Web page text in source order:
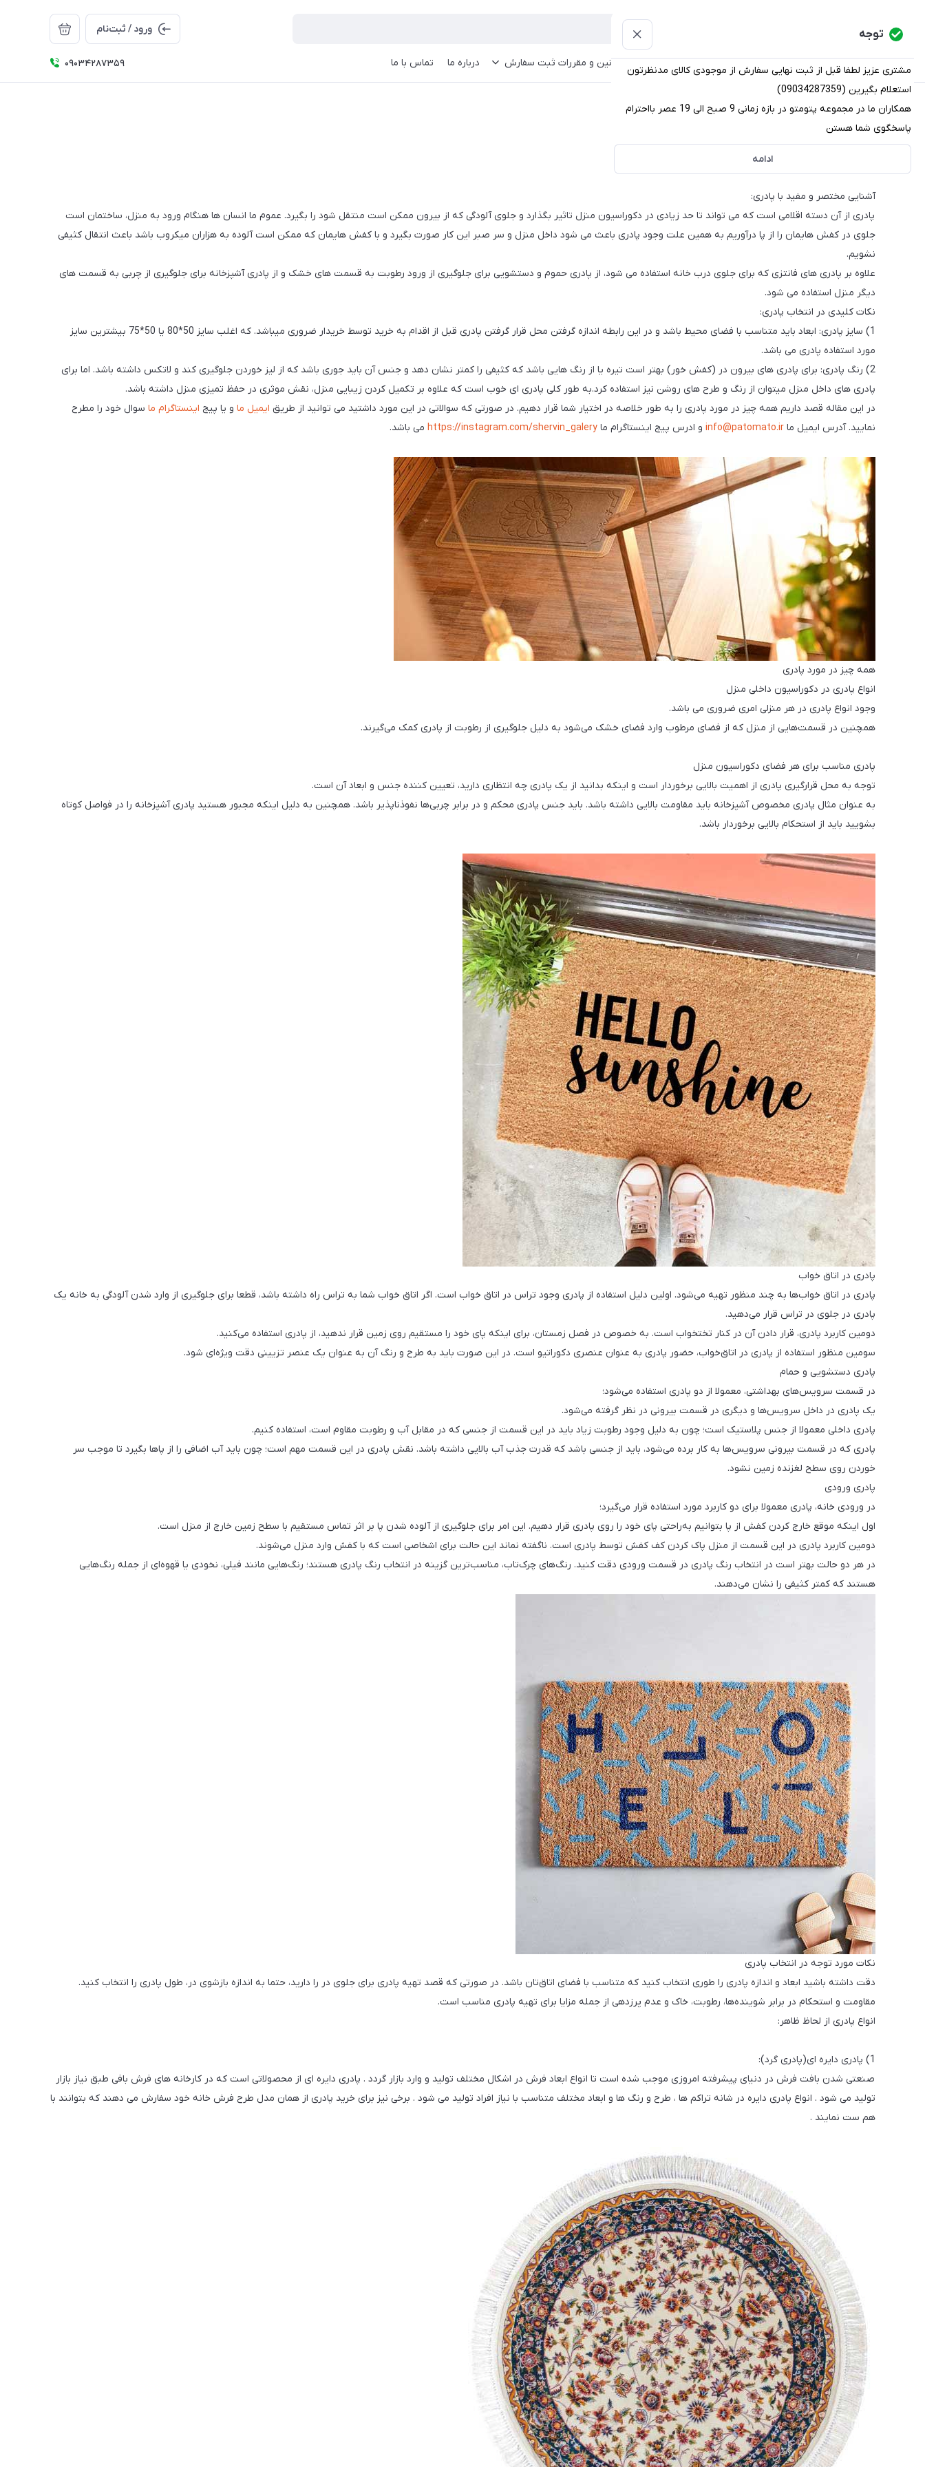
توجه
مشتری عزیز لطفا قبل از ثبت نهایی سفارش از موجودی کالای مدنظرتون
استعلام بگیرین (09034287359)
همکاران ما در مجموعه پتومتو در بازه زمانی 9 صبح الی 19 عصر بااحترام
پاسخگوی شما هستن
ادامه
ورود / ثبت‌نام
دسته‌بندی کالاها خانه دسته بندی محصولات قوانین و مقررات ثبت سفارش درباره ما تماس با ما 09034287359
پادری
برای دیدن تنوع پادری ها به پایین همین صفحه مراجعه بفرمایین
آشنایی مختصر و مفید با پادری:
پادری از آن دسته اقلامی است که می تواند تا حد زیادی در دکوراسیون منزل تاثیر بگذارد و جلوی آلودگی که از بیرون ممکن است منتقل شود را بگیرد. عموم ما انسان ها هنگام ورود به منزل، ساختمان است
جلوی در کفش هایمان را از پا درآوریم به همین علت وجود پادری باعث می شود داخل منزل و سر صبر این کار صورت بگیرد و با کفش هایمان که ممکن است آلوده به هزاران میکروب باشد باعث انتقال کثیفی
نشویم.
علاوه بر پادری های فانتزی که برای جلوی درب خانه استفاده می شود، از پادری حموم و دستشویی برای جلوگیری از ورود رطوبت به قسمت های خشک و از پادری آشپزخانه برای جلوگیری از چربی به قسمت های
دیگر منزل استفاده می شود.
نکات کلیدی در انتخاب پادری:
1) سایز پادری: ابعاد باید متناسب با فضای محیط باشد و در این رابطه اندازه گرفتن محل قرار گرفتن پادری قبل از اقدام به خرید توسط خریدار ضروری میباشد. که اغلب سایز 50*80 یا 50*75 بیشترین سایز
مورد استفاده پادری می باشد.
2) رنگ پادری: برای پادری های بیرون در (کفش خور) بهتر است تیره یا از رنگ هایی باشد که کثیفی را کمتر نشان دهد و جنس آن باید جوری باشد که از لیز خوردن جلوگیری کند و لاتکس داشته باشد. اما برای
پادری های داخل منزل میتوان از رنگ و طرح های روشن نیز استفاده کرد.به طور کلی پادری ای خوب است که علاوه بر تکمیل کردن زیبایی منزل، نقش موثری در حفظ تمیزی منزل داشته باشد.
در این مقاله قصد داریم همه چیز در مورد پادری را به طور خلاصه در اختیار شما قرار دهیم. در صورتی که سوالاتی در این مورد داشتید می توانید از طریق ایمیل ما و یا پیج اینستاگرام ما سوال خود را مطرح
نمایید. آدرس ایمیل ما info@patomato.ir و ادرس پیج اینستاگرام ما https://instagram.com/shervin_galery می باشد.
همه چیز در مورد پادری
انواع پادری در دکوراسیون داخلی منزل
وجود انواع پادری در هر منزلی امری ضروری می باشد.
همچنین در قسمت‌هایی از منزل که از فضای مرطوب وارد فضای خشک می‌شود به دلیل جلوگیری از رطوبت از پادری کمک می‌گیرند.
پادری مناسب برای هر فضای دکوراسیون منزل
توجه به محل قرارگیری پادری از اهمیت بالایی برخوردار است و اینکه بدانید از یک پادری چه انتظاری دارید، تعیین کننده جنس و ابعاد آن است.
به عنوان مثال پادری مخصوص آشپزخانه باید مقاومت بالایی داشته باشد. باید جنس پادری محکم و در برابر چربی‌ها نفوذناپذیر باشد. همچنین به دلیل اینکه مجبور هستید پادری آشپزخانه را در فواصل کوتاه
بشویید باید از استحکام بالایی برخوردار باشد.
پادری در اتاق خواب
پادری در اتاق خواب‌ها به چند منظور تهیه می‌شود. اولین دلیل استفاده از پادری وجود تراس در اتاق خواب است. اگر اتاق خواب شما به تراس راه داشته باشد، قطعا برای جلوگیری از وارد شدن آلودگی به خانه یک
پادری در جلوی در تراس قرار می‌دهید.
دومین کاربرد پادری، قرار دادن آن در کنار تختخواب است. به خصوص در فصل زمستان، برای اینکه پای خود را مستقیم روی زمین قرار ندهید، از پادری استفاده می‌کنید.
سومین منظور استفاده از پادری در اتاق‌خواب، حضور پادری به عنوان عنصری دکوراتیو است. در این صورت باید به طرح و رنگ آن به عنوان یک عنصر تزیینی دقت ویژه‌ای شود.
پادری دستشویی و حمام
در قسمت سرویس‌های بهداشتی، معمولا از دو پادری استفاده می‌شود؛
یک پادری در داخل سرویس‌ها و دیگری در قسمت بیرونی در نظر گرفته می‌شود.
پادری داخلی معمولا از جنس پلاستیک است؛ چون به دلیل وجود رطوبت زیاد باید در این قسمت از جنسی که در مقابل آب و رطوبت مقاوم است، استفاده کنیم.
پادری که در قسمت بیرونی سرویس‌ها به کار برده می‌شود، باید از جنسی باشد که قدرت جذب آب بالایی داشته باشد. نقش پادری در این قسمت مهم است؛ چون باید آب اضافی را از پاها بگیرد تا موجب سر
خوردن روی سطح لغزنده زمین نشود.
پادری ورودی
در ورودی خانه، پادری معمولا برای دو کاربرد مورد استفاده قرار می‌گیرد؛
اول اینکه موقع خارج کردن کفش از پا بتوانیم به‌راحتی پای خود را روی پادری قرار دهیم. این امر برای جلوگیری از آلوده شدن پا بر اثر تماس مستقیم با سطح زمین خارج از منزل است.
دومین کاربرد پادری در این قسمت از منزل پاک کردن کف کفش توسط پادری است. ناگفته نماند این حالت برای اشخاصی است که با کفش وارد منزل می‌شوند.
در هر دو حالت بهتر است در انتخاب رنگ پادری در قسمت ورودی دقت کنید. رنگ‌های چرک‌تاب، مناسب‌ترین گزینه در انتخاب رنگ پادری هستند؛ رنگ‌هایی مانند فیلی، نخودی یا قهوه‌ای از جمله رنگ‌هایی
هستند که کمتر کثیفی را نشان می‌دهند.
نکات مورد توجه در انتخاب پادری
دقت داشته باشید ابعاد و اندازه پادری را طوری انتخاب کنید که متناسب با فضای اتاق‌تان باشد. در صورتی که قصد تهیه پادری برای جلوی در را دارید، حتما به اندازه بازشوی در، طول پادری را انتخاب کنید.
مقاومت و استحکام در برابر شوینده‌ها، رطوبت، خاک و عدم پرزدهی از جمله مزایا برای تهیه پادری مناسب است.
انواع پادری از لحاظ ظاهر:
1) پادری دایره ای(پادری گرد):
صنعتی شدن بافت فرش در دنیای پیشرفته امروزی موجب شده است تا انواع ابعاد فرش در اشکال مختلف تولید و وارد بازار گردد . پادری دایره ای از محصولاتی است که در کارخانه های فرش بافی طبق نیاز بازار
تولید می شود . انواع پادری دایره در شانه تراکم ها ، طرح و رنگ ها و ابعاد مختلف متناسب با نیاز افراد تولید می شود . برخی نیز برای خرید پادری از همان مدل طرح فرش خانه خود سفارش می دهند که بتوانند با
هم ست نمایند .